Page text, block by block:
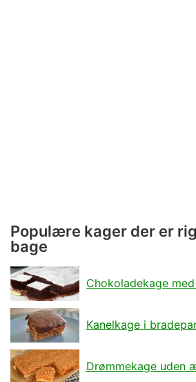
Populære kager der er
bage
Chokoladekage
Kanelkage i
Drømmekage uden